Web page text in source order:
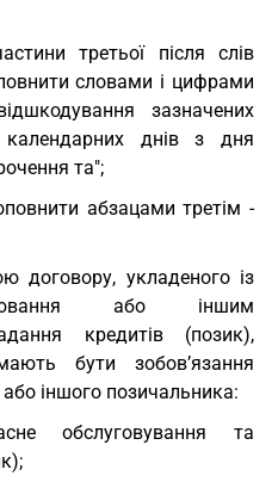
третьої після слів
словами і цифрами
зазначених
днів з дня
та";
абзацами третім -
договору, укладеного із
або іншим
кредитів (позик),
бути зобов’язання
іншого позичальника:
обслуговування та